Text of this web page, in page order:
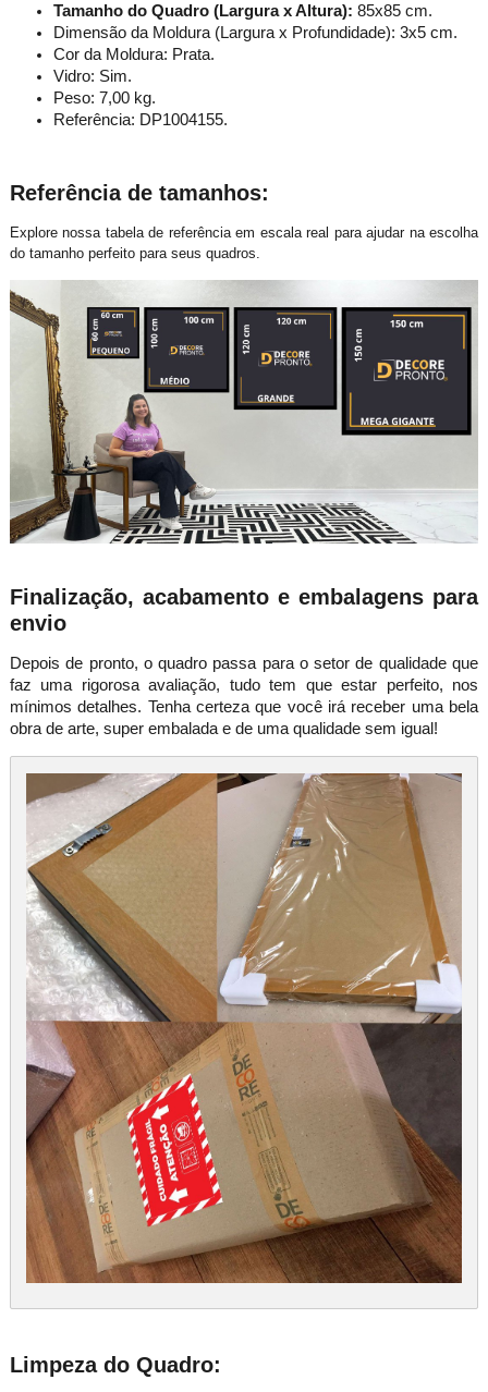
Tamanho do Quadro (Largura x Altura): 85x85 cm.
Dimensão da Moldura (Largura x Profundidade): 3x5 cm.
Cor da Moldura: Prata.
Vidro: Sim.
Peso: 7,00 kg.
Referência: DP1004155.
Referência de tamanhos:
Explore nossa tabela de referência em escala real para ajudar na escolha
do tamanho perfeito para seus quadros.
Finalização, acabamento e embalagens para
envio
Depois de pronto, o quadro passa para o setor de qualidade que
faz uma rigorosa avaliação, tudo tem que estar perfeito, nos
mínimos detalhes. Tenha certeza que você irá receber uma bela
obra de arte, super embalada e de uma qualidade sem igual!
Limpeza do Quadro: